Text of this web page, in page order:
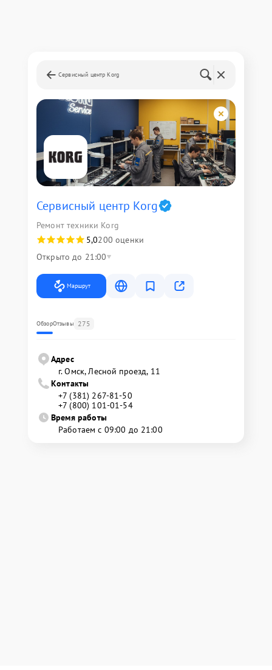
Сервисный центр Korg
Сервисный центр Korg
Ремонт техники Korg
5,0200 оценки
Открыто до 21:00
Маршрут
ОбзорОтзывы 275
Адрес
г. Омск, ​Лесной проезд, 11
Контакты
+7 (381) 267-81-50
+7 (800) 101-01-54
Время работы
Работаем с 09:00 до 21:00